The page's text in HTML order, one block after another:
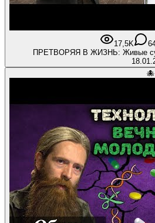
17,5K
ПРЕТВОРЯЯ В ЖИЗНЬ: Живые
🐙